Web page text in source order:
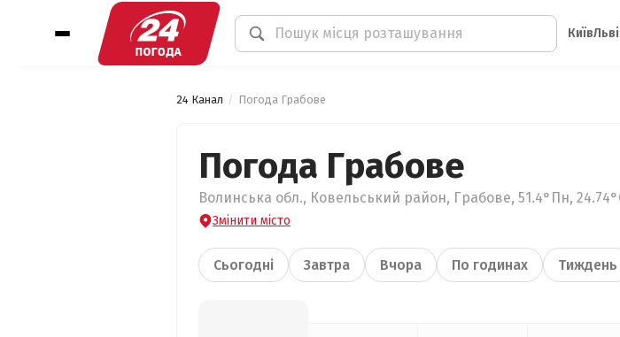
Київ
24 Канал Погода Грабове
Погода Грабове
Волинська обл., Ковельський район, Грабове, 51.4°Пн,
Змінити місто
Сьогодні Завтра Вчора По годинах Тиждень